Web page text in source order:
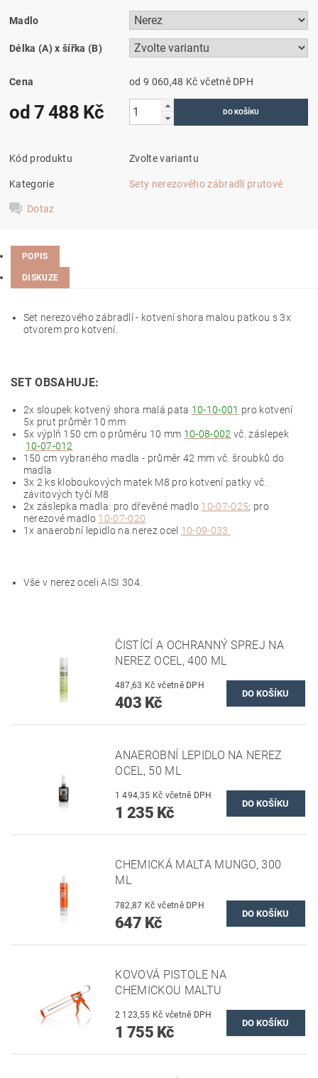
Madlo
Délka (A) x šířka (B)
Cena od 9 060,48 Kč včetně DPH
od 7 488 Kč
Kód produktu Zvolte variantu
Kategorie Sety nerezového zábradlí prutové
Dotaz
POPIS
DISKUZE
Set nerezového zábradlí - kotvení shora malou patkou s 3x
otvorem pro kotvení.
SET OBSAHUJE:
2x sloupek kotvený shora malá pata 10-10-001 pro kotvení
5x prut průměr 10 mm
5x výplň 150 cm o průměru 10 mm 10-08-002 vč. záslepek
10-07-012
150 cm vybraného madla - průměr 42 mm vč. šroubků do
madla
3x 2 ks kloboukových matek M8 pro kotvení patky vč.
závitových tyčí M8
2x záslepka madla: pro dřevěné madlo 10-07-025; pro
nerezové madlo 10-07-020
1x anaerobní lepidlo na nerez ocel 10-09-033
Vše v nerez oceli AISI 304.
ČISTÍCÍ A OCHRANNÝ SPREJ NA
NEREZ OCEL, 400 ML
487,63 Kč včetně DPH
403 Kč
ANAEROBNÍ LEPIDLO NA NEREZ
OCEL, 50 ML
1 494,35 Kč včetně DPH
1 235 Kč
CHEMICKÁ MALTA MUNGO, 300
ML
782,87 Kč včetně DPH
647 Kč
KOVOVÁ PISTOLE NA
CHEMICKOU MALTU
2 123,55 Kč včetně DPH
1 755 Kč